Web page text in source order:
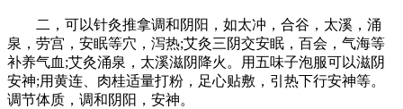
二，可以针灸推拿调和阴阳，如太冲，合谷，太溪，涌
泉，劳宫，安眠等穴，泻热;艾灸三阴交安眠，百会，气海等
补养气血;艾灸涌泉，太溪滋阴降火。用五味子泡服可以滋阴
安神;用黄连、肉桂适量打粉，足心贴敷，引热下行安神等。
调节体质，调和阴阳，安神。